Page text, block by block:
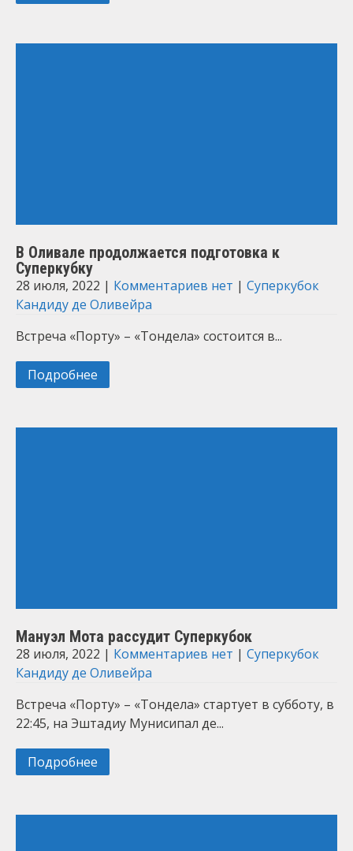
В Оливале продолжается подготовка к
Суперкубку
28 июля, 2022 | Комментариев нет | Суперкубок
Кандиду де Оливейра
Встреча «Порту» – «Тондела» состоится в...
Подробнее
Мануэл Мота рассудит Суперкубок
28 июля, 2022 | Комментариев нет | Суперкубок
Кандиду де Оливейра
Встреча «Порту» – «Тондела» стартует в субботу, в
22:45, на Эштадиу Мунисипал де...
Подробнее